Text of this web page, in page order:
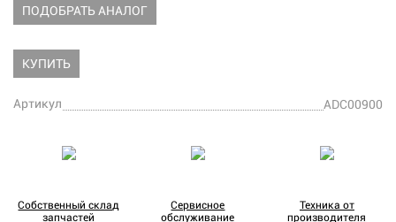
ПОДОБРАТЬ АНАЛОГ
КУПИТЬ
Артикул ADC00900
Собственный склад
запчастей
Сервисное
обслуживание
Техника от
производителя